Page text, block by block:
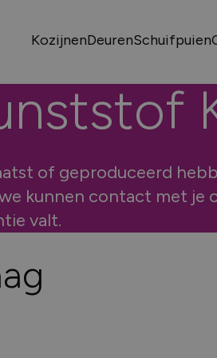
KozijnenDeurenSchuifpuien
of geproduceerd
kunnen contact met je
valt.